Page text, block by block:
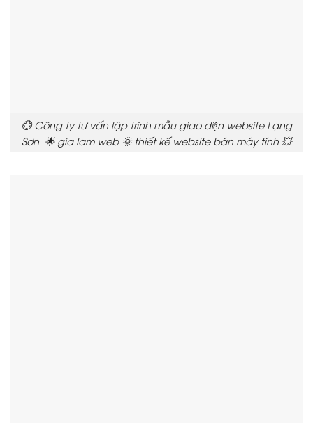
💮 Công ty tư vấn lập trình mẫu giao diện website Lạng
Sơn 🌟 gia lam web 🌞 thiết kế website bán máy tính 💥